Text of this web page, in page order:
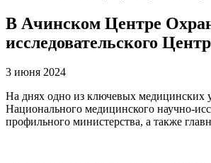
В Ачинском Центре
исследовательского
3 июня 2024
На днях одно из ключевых медицинских
Национального медицинского научно-
профильного министерства, а также